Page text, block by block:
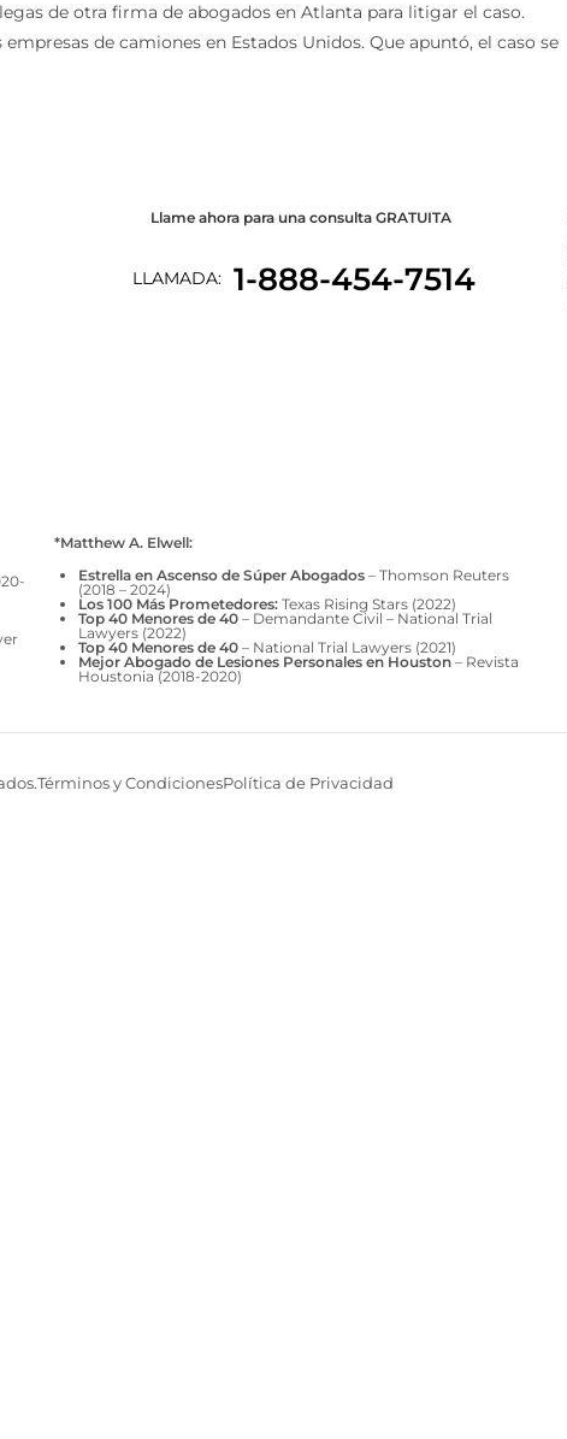
de otra firma de abogados en Atlanta para litigar el caso.
de camiones en Estados Unidos. Que apuntó, el caso se
Llame ahora para una consulta GRATUITA
LLAMADA: 1-888-454-7514
*Matthew A. Elwell:
Estrella en Ascenso de Súper Abogados – Thomson Reuters
(2018 – 2024)
Los 100 Más Prometedores: Texas Rising Stars (2022)
Top 40 Menores de 40 – Demandante Civil – National Trial
Lawyers (2022)
Top 40 Menores de 40 – National Trial Lawyers (2021)
Mejor Abogado de Lesiones Personales en Houston– Revista
Houstonia (2018-2020)
Términos y CondicionesPolítica de Privacidad